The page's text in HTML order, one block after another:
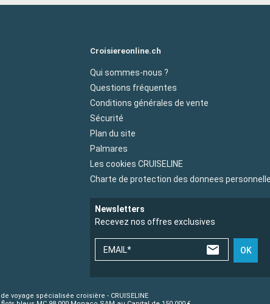
Croisiereonline.ch
Qui sommes-nous ?
Questions fréquentes
Conditions générales de vente
Sécurité
Plan du site
Palmares
Les cookies CRUISELINE
Charte de protection des donnees
Newsletters
Recevez nos offres exclusives
EMAIL* OK
voyage spécialisée croisière - CRUISELINE